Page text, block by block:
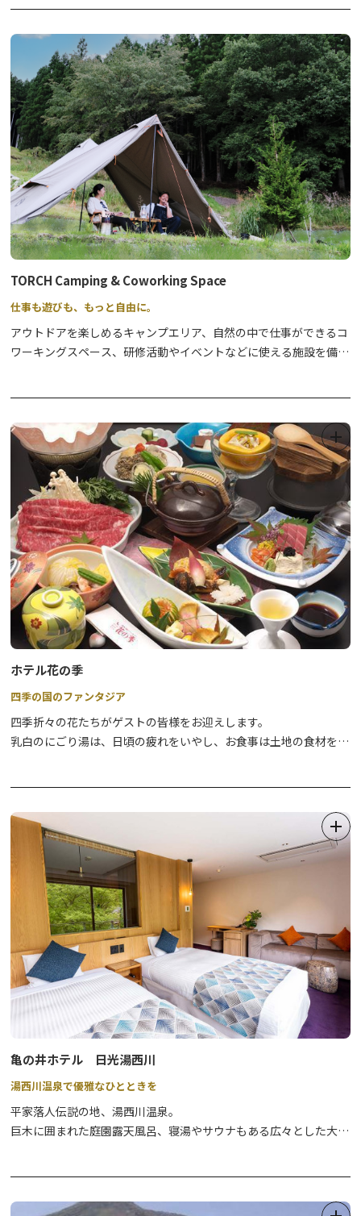
TORCH Camping & Coworking Space
仕事も遊びも、もっと自由に。
アウトドアを楽しめるキャンプエリア、自然の中で仕事ができるコ
ワーキングスペース、研修活動やイベントなどに使える施設を備え
詳しくは、公式WEBサイトをご覧ください。
日本一空に近い湖 奥日光中禅寺湖でのSUP体験『 Sup! Sup!
営しておりますので、そちらも御覧ください。
ホテル花の季
四季の国のファンタジア
四季折々の花たちがゲストの皆様をお迎えします。
乳白のにごり湯は、日頃の疲れをいやし、お食事は土地の食材を取
亀の井ホテル 日光湯西川
湯西川温泉で優雅なひとときを
平家落人伝説の地、湯西川温泉。
巨木に囲まれた庭園露天風呂、寝湯やサウナもある広々とした大浴